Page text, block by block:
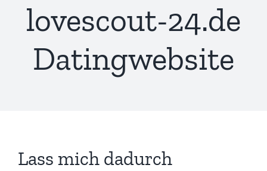
lovescout-24.de
Datingwebsite
Lass mich dadurch